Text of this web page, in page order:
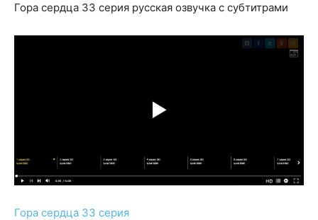
Гора сердца 33 серия русская озвучка с субтитрами
Гора сердца 33 серия